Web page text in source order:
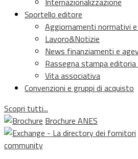
Sportello editore
Aggiornamenti normativi
Lavoro&Notizie
News finanziamenti e
Rassegna stampa
Vita associativa
Convenzioni e gruppi di acquisto
Scopri tutti...
Brochure ANES
community